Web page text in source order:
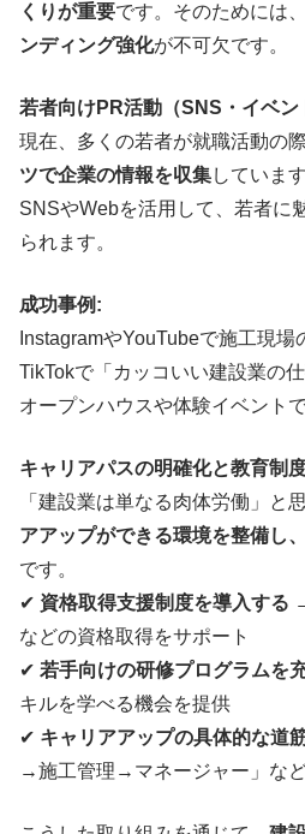
くりが重要です。そのためには
ンディング強化が不可欠です。
若者向けPR活動（SNS・イベン
現在、多くの若者が就職活動の
ツで企業の情報を収集していま
SNSやWebを活用して、若者に
られます。
成功事例:
InstagramやYouTubeで施工現場
TikTokで「カッコいい建設業の
オープンハウスや体験イベント
キャリアパスの明確化と教育制
「建設業は単なる肉体労働」と
アアップができる環境を整備し
です。
✔ 資格取得支援制度を導入する
などの資格取得をサポート
✔ 若手向けの研修プログラムを
キルを学べる機会を提供
✔ キャリアアップの具体的な道
→施工管理→マネージャー」な